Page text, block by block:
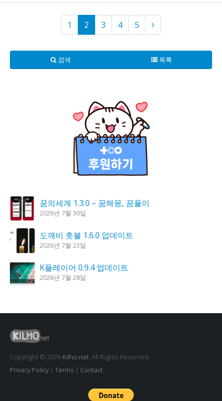
1 2 3 4 5
검색 목록
꿈의세계 1.3.0 – 꿈해몽, 꿈풀이
2026년 7월 30일
도깨비 촛불 1.6.0 업데이트
2026년 7월 23일
K플레이어 0.9.4 업데이트
2026년 7월 28일
칼무리 4.2.6 업데이트
2026년 7월 23일
Copyright © 2026 Kilho.net. All Rights Reserved.
Privacy Policy| Terms | Contact